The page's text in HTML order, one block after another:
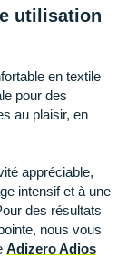
utilisation
en textile
pour des
au plaisir, en
appréciable,
intensif et à une
des résultats
nous vous
Adizero Adios